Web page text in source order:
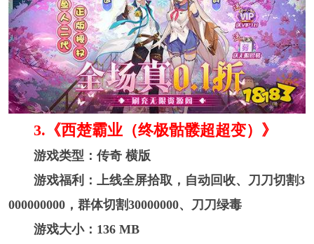
3. 《西楚霸业（终极骷髅超超变）》
游戏类型：传奇 横版
游戏福利：上线全屏拾取，自动回收、刀刀切割3
000000000，群体切割30000000、刀刀绿毒
游戏大小：136 MB